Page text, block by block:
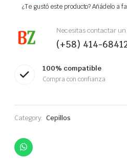
¿Te gustó este producto? Añádelo a
Necesitas contactar un
(+58) 414-
100% compatible
Compra con confianza
Category: Cepillos